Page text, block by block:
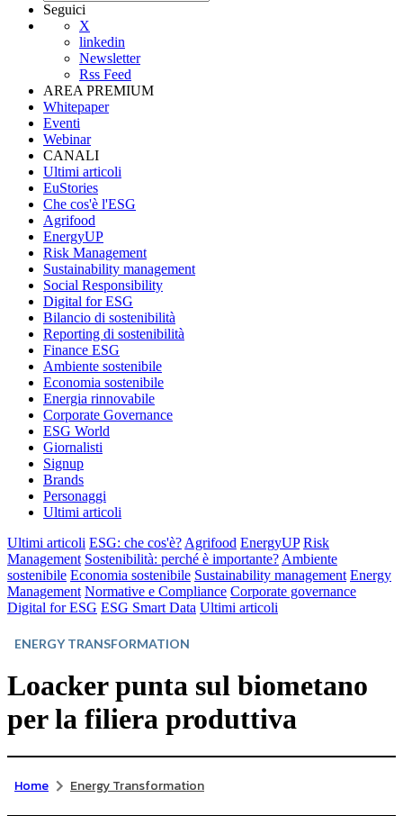
Seguici
X
linkedin
Newsletter
Rss Feed
AREA PREMIUM
Whitepaper
Eventi
Webinar
CANALI
Ultimi articoli
EuStories
Che cos'è l'ESG
Agrifood
EnergyUP
Risk Management
Sustainability management
Social Responsibility
Digital for ESG
Bilancio di sostenibilità
Reporting di sostenibilità
Finance ESG
Ambiente sostenibile
Economia sostenibile
Energia rinnovabile
Corporate Governance
ESG World
Giornalisti
Signup
Brands
Personaggi
Ultimi articoli
Ultimi articoli ESG: che cos'è? Agrifood EnergyUP Risk
Management Sostenibilità: perché è importante? Ambiente
sostenibile Economia sostenibile Sustainability management Energy
Management Normative e Compliance Corporate governance
Digital for ESG ESG Smart Data Ultimi articoli
ENERGY TRANSFORMATION
Loacker punta sul biometano
per la filiera produttiva
Home Energy Transformation